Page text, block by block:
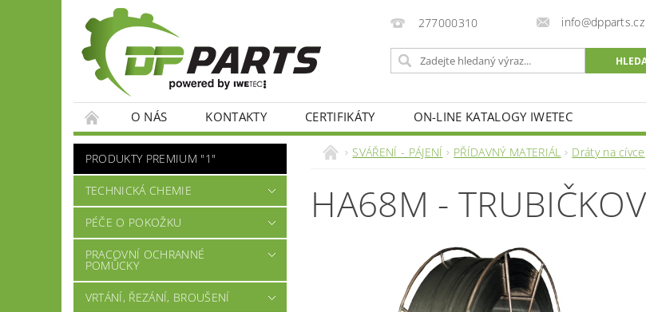
277000310 info@dpparts.cz
O NÁS KONTAKTY CERTIFIKÁTY ON-LINE KATALOGY IWETEC
PRODUKTY PREMIUM "1"
TECHNICKÁ CHEMIE
PÉČE O POKOŽKU
PRACOVNÍ OCHRANNÉ
POMŮCKY
VRTÁNÍ, ŘEZÁNÍ, BROUŠENÍ
SVÁŘENÍ - PÁJENÍ PŘÍDAVNÝ MATERIÁL Dráty na cívce
HA68M -